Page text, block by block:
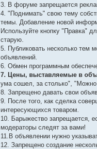
3. В форуме запрещается
4. "Поднимать" свою тему
темы. Добавление новой
Используйте кнопку "Правка"
старую.
5. Публиковать несколько тем
объявлений.
6. Обмен программным
7. Цены, выставляемые в
ума сошел, за столько", "Можно
8. Запрещено давать свои
9. После того, как сделка
интересующихся товаром.
10. Барыжество запрещается,
модераторы следят за вами!
11.В объявлении нужно
12. Запрещено создание